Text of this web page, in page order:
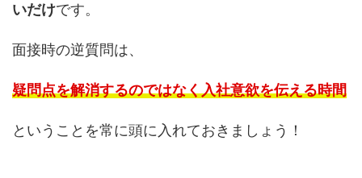
いだけです。
面接時の逆質問は、
疑問点を解消するのではなく入社意欲を伝える時間
ということを常に頭に入れておきましょう！